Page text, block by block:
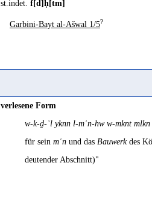
st.indet. f[d]ḥ[tm]
Garbini-Bayt al-Ašwal 1/5?
verlesene Form
w-k-ḏ-ʾl yknn l-mʿn-hw w-mknt
für sein mʿn und das Bauwerkdes
deutender Abschnitt)"